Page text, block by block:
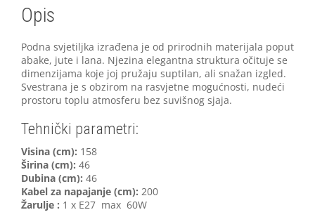
Opis
Podna svjetiljka izrađena je od prirodnih materijala poput
abake, jute i lana. Njezina elegantna struktura očituje se
dimenzijama koje joj pružaju suptilan, ali snažan izgled.
Svestrana je s obzirom na rasvjetne mogućnosti, nudeći
prostoru toplu atmosferu bez suvišnog sjaja.
Tehnički parametri:
Visina (cm): 158
Širina (cm): 46
Dubina (cm): 46
Kabel za napajanje (cm): 200
Žarulje : 1 x E27 max 60W